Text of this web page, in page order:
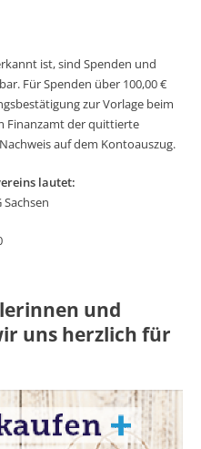
ist, sind Spenden und
Für Spenden über 100,00 €
zur Vorlage beim
Finanzamt der quittierte
auf dem Kontoauszug.
lautet:
Sachsen
und
uns herzlich für